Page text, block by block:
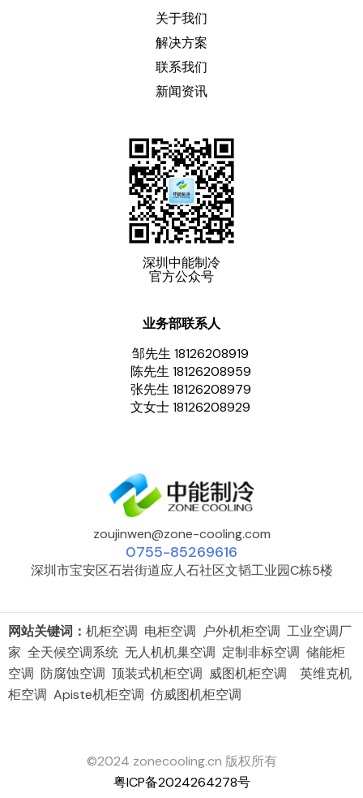
关于我们
解决方案
联系我们
新闻资讯
深圳中能制冷
官方公众号
业务部联系人
邹先生 18126208919
陈先生 18126208959
张先生 18126208979
文女士 18126208929
zoujinwen@zone-cooling.com
0755-85269616
深圳市宝安区石岩街道应人石社区文韬工业园C栋5楼
网站关键词： 机柜空调 电柜空调 户外机柜空调 工业空调厂
家 全天候空调系统 无人机机巢空调 定制非标空调 储能柜
空调 防腐蚀空调 顶装式机柜空调 威图机柜空调 英维克机
柜空调 Apiste机柜空调 仿威图机柜空调
©2024 zonecooling.cn 版权所有
粤ICP备2024264278号